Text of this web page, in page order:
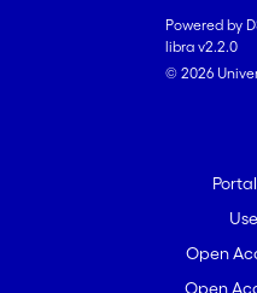
Powered by
libra v2.2.0
© 2026
Open
Open